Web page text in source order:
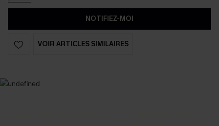
NOTIFIEZ-MOI
VOIR ARTICLES SIMILAIRES